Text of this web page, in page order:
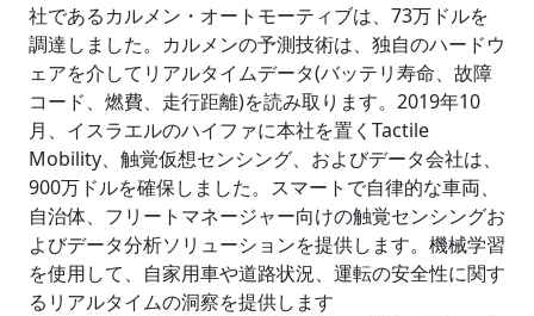
社であるカルメン・オートモーティブは、73万ドルを
調達しました。カルメンの予測技術は、独自のハードウ
ェアを介してリアルタイムデータ(バッテリ寿命、故障
コード、燃費、走行距離)を読み取ります。2019年10
月、イスラエルのハイファに本社を置くTactile
Mobility、触覚仮想センシング、およびデータ会社は、
900万ドルを確保しました。スマートで自律的な車両、
自治体、フリートマネージャー向けの触覚センシングお
よびデータ分析ソリューションを提供します。機械学習
を使用して、自家用車や道路状況、運転の安全性に関す
るリアルタイムの洞察を提供します